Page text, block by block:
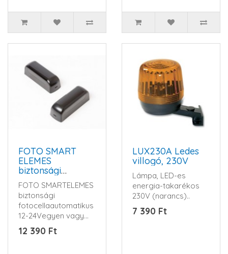
FOTO SMART
ELEMES
biztonsági
fotocella
FOTO SMARTELEMES
biztonsági
fotocellaautomatikus
12-24Vegyen vagy
váltóáramNO vagy
NC kimenetmax. 10..
12 390 Ft
LUX230A Ledes
villogó, 230V
Lámpa, LED-es
energia-takarékos
230V (narancs)..
7 390 Ft